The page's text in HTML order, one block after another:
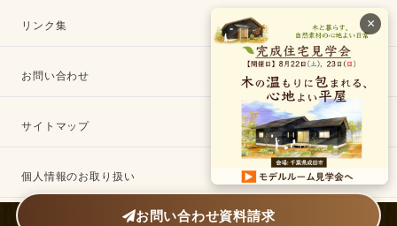
×
リンク集
お問い合わせ
サイトマップ
個人情報のお取り扱い
お問い合わせ資料請求